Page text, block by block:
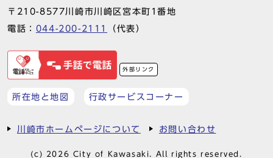
〒210-8577川崎市川崎区宮本町1番地
電話： 044-200-2111 （代表）
外部リンク
所在地と地図 行政サービスコーナー
川崎市ホームページについて お問い合わせ
(c) 2026 City of Kawasaki. All rights reserved.